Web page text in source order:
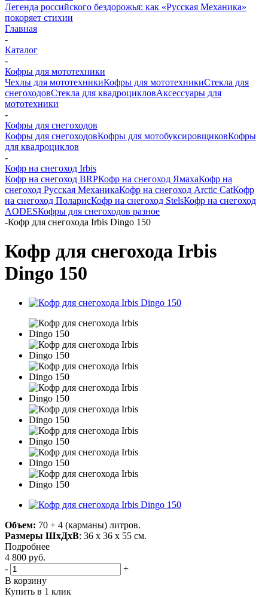
Легенда российского бездорожья: как «Русская Механика»
покоряет стихии
Главная
-
Каталог
-
Кофры для мототехники
Чехлы для мототехникиКофры для мототехникиСтекла для
снегоходовСтекла для квадроцикловАксессуары для
мототехники
-
Кофры для снегоходов
Кофры для снегоходовКофры для мотобуксировщиковКофры
для квадроциклов
-
Кофр на снегоход Irbis
Кофр на снегоход BRPКофр на снегоход ЯмахаКофр на
снегоход Русская МеханикаКофр на снегоход Arctic CatКофр
на снегоход ПоларисКофр на снегоход StelsКофр на снегоход
AODESКофры для снегоходов разное
-Кофр для снегохода Irbis Dingo 150
Кофр для снегохода Irbis
Dingo 150
Объем: 70 + 4 (карманы) литров.
Размеры ШхДхВ: 36 х 36 х 55 см.
Подробнее
4 800 руб.
-
+
В корзину
Купить в 1 клик